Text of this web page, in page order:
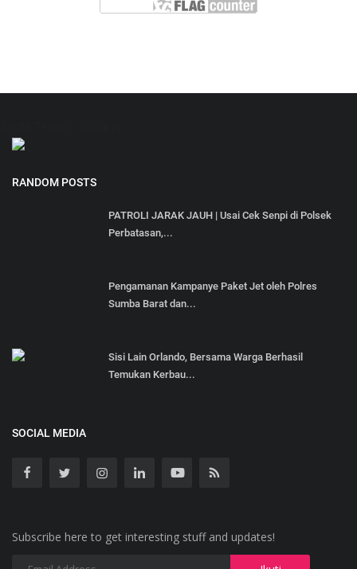
RANDOM POSTS
PATROLI JARAK JAUH | Usai Cek Senpi di Polsek
Perbatasan,...
Pengamanan Kampanye Paket Jet oleh Polres
Sumba Barat dan...
Sisi Lain Orlando, Bersama Warga Berhasil
Temukan Kerbau...
SOCIAL MEDIA
Subscribe here to get interesting stuff and updates!